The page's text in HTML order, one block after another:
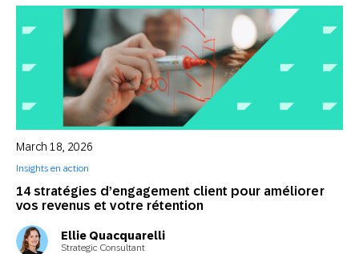
14 stratégies d’engagement client pour améliorer
vos revenus et votre rétention
March 18, 2026
Insights en action
Ellie Quacquarelli
Strategic Consultant